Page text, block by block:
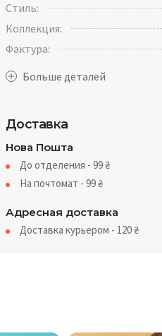
Стиль:
Коллекция:
Фактура:
Доставка
Нова Пошта
До отделения - 99₴
На почтомат - 99₴
Адресная доставка
Доставка курьером - 120₴